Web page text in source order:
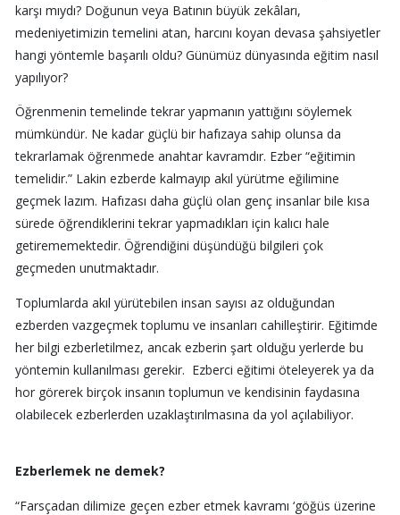
karşı mıydı? Doğunun veya Batının büyük zekâları,
medeniyetimizin temelini atan, harcını koyan devasa şahsiyetler
hangi yöntemle başarılı oldu? Günümüz dünyasında eğitim nasıl
yapılıyor?
Öğrenmenin temelinde tekrar yapmanın yattığını söylemek
mümkündür. Ne kadar güçlü bir hafızaya sahip olunsa da
tekrarlamak öğrenmede anahtar kavramdır. Ezber “eğitimin
temelidir.” Lakin ezberde kalmayıp akıl yürütme eğilimine
geçmek lazım. Hafızası daha güçlü olan genç insanlar bile kısa
sürede öğrendiklerini tekrar yapmadıkları için kalıcı hale
getirememektedir. Öğrendiğini düşündüğü bilgileri çok
geçmeden unutmaktadır.
Toplumlarda akıl yürütebilen insan sayısı az olduğundan
ezberden vazgeçmek toplumu ve insanları cahilleştirir. Eğitimde
her bilgi ezberletilmez, ancak ezberin şart olduğu yerlerde bu
yöntemin kullanılması gerekir. Ezberci eğitimi öteleyerek ya da
hor görerek birçok insanın toplumun ve kendisinin faydasına
olabilecek ezberlerden uzaklaştırılmasına da yol açılabiliyor.
Ezberlemek ne demek?
“Farsçadan dilimize geçen ezber etmek kavramı ‘göğüs üzerine